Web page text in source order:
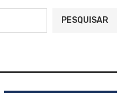
PESQUISAR